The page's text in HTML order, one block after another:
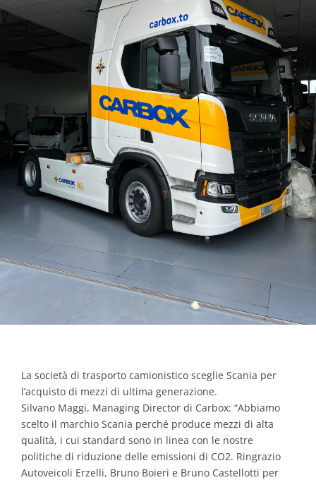
Contacts
La società di trasporto camionistico sceglie Scania per
l’acquisto di mezzi di ultima generazione.
Silvano Maggi, Managing Director di Carbox: “Abbiamo
scelto il marchio Scania perché produce mezzi di alta
qualità, i cui standard sono in linea con le nostre
politiche di riduzione delle emissioni di CO2. Ringrazio
Autoveicoli Erzelli, Bruno Boieri e Bruno Castellotti per